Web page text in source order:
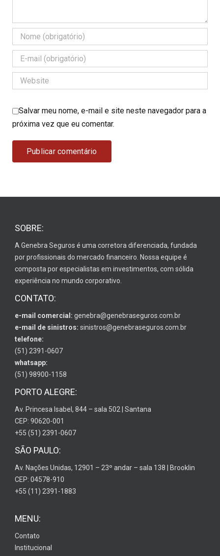
Salvar meu nome, e-mail e site neste navegador para a
próxima vez que eu comentar.
SOBRE:
A Genebra Seguros é uma corretora diferenciada, fundada
por profissionais do mercado financeiro. Nossa equipe é
composta por especialistas em investimentos, com sólida
experiência no mundo corporativo.
CONTATO:
e-mail comercial: genebra@genebraseguros.com.br
e-mail de sinistros: sinistros@genebraseguros.com.br
telefone:
(51) 2391-0607
whatsapp:
(51) 98900-1158
PORTO ALEGRE:
Av. Princesa Isabel, 844 – sala 502 | Santana
CEP: 90620-001
+55 (51) 2391-0607
SÃO PAULO:
Av. Nações Unidas, 12901 – 23º andar – sala 138 | Brooklin
CEP: 04578-910
+55 (11) 2391-1883
MENU:
Contato
Institucional